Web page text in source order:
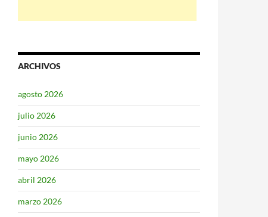
ARCHIVOS
agosto 2026
julio 2026
junio 2026
mayo 2026
abril 2026
marzo 2026